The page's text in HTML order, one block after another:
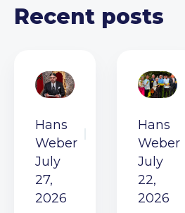
Recent posts
Hans
Weber
July
27,
2026
Hans
Weber
July
22,
2026